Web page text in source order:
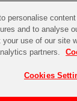
STORE
リーズ
personalise
and to analyse
your use of our site
partners.
Cookies